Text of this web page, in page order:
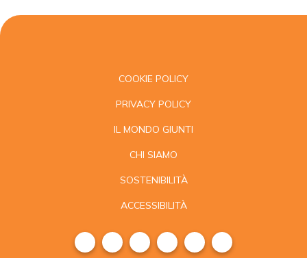
COOKIE POLICY
PRIVACY POLICY
IL MONDO GIUNTI
CHI SIAMO
SOSTENIBILITÀ
ACCESSIBILITÀ